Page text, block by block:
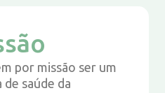
por missão ser um
saúde da